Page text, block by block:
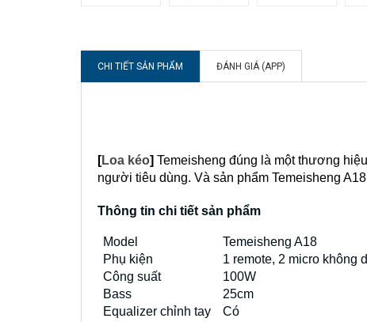
CHI TIẾT SẢN PHẨM ĐÁNH GIÁ (APP)
[Loa kéo] Temeisheng đúng là một thương
người tiêu dùng. Và sản phẩm Temeisheng
Thông tin chi tiết sản phẩm
Model
Temeisheng A18
Phụ kiện
1 remote, 2 micro không
Công suất
100W
Bass
25cm
Equalizer chỉnh tay
Có